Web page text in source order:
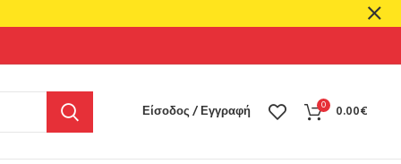
Είσοδος / Εγγραφή 0 0.00€